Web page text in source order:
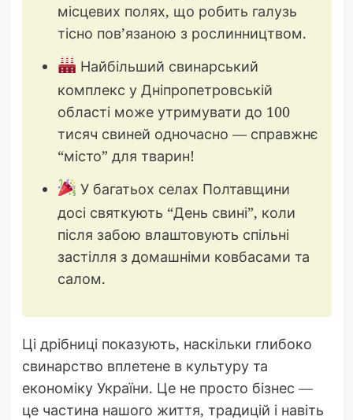
місцевих полях, що робить галузь
тісно пов’язаною з рослинництвом.
Найбільший свинарський
комплекс у Дніпропетровській
області може утримувати до 100
тисяч свиней одночасно — справжнє
“місто” для тварин!
У багатьох селах Полтавщини
досі святкують “День свині”, коли
після забою влаштовують спільні
застілля з домашніми ковбасами та
салом.
Ці дрібниці показують, наскільки глибоко
свинарство вплетене в культуру та
економіку України. Це не просто бізнес —
це частина нашого життя, традицій і навіть